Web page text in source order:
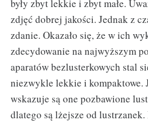
były zbyt lekkie i zbyt małe.
zdjęć dobrej jakości. Jednak z
zdanie. Okazało się, że w ich
zdecydowanie na najwyższym
aparatów bezlusterkowych stal
niezwykle lekkie i kompaktowe.
wskazuje są one pozbawione
dlatego są lżejsze od